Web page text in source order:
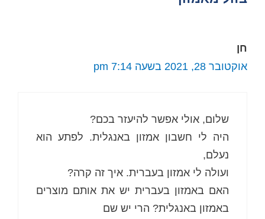
חן
אוקטובר 28, 2021 בשעה 7:14 pm
שלום, אולי אפשר להיעזר בכם?
היה לי חשבון אמזון באנגלית. לפתע הוא
נעלם,
ועולה לי אמזון בעברית. איך זה קרה?
האם באמזון בעברית יש את אותם מוצרים
באמזון באנגלית? הרי יש שם